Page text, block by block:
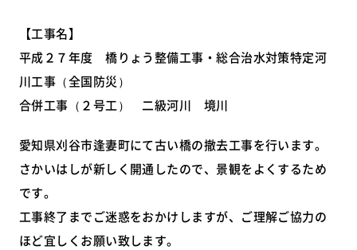
【工事名】
平成２７年度 橋りょう整備工事・総合治水対策特定河
川工事（全国防災）
合併工事（２号工） 二級河川 境川
愛知県刈谷市逢妻町にて古い橋の撤去工事を行います。
さかいはしが新しく開通したので、景観をよくするため
です。
工事終了までご迷惑をおかけしますが、ご理解ご協力の
ほど宜しくお願い致します。